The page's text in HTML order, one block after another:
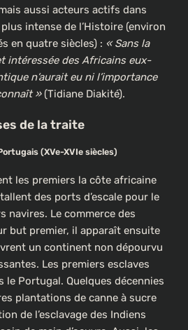
aussi acteurs actifs dans
intense de l’Histoire (environ
en quatre siècles) : « Sans la
intéressée des Africains eux-
n’aurait eu ni l’importance
»(Tidiane Diakité).
de la traite
(XVe-XVIe siècles)
les premiers la côte africaine
des ports d’escale pour le
navires. Le commerce des
but premier, il apparaît ensuite
un continent non dépourvu
Les premiers esclaves
Portugal. Quelques décennies
plantations de canne à sucre
de l’esclavage des Indiens